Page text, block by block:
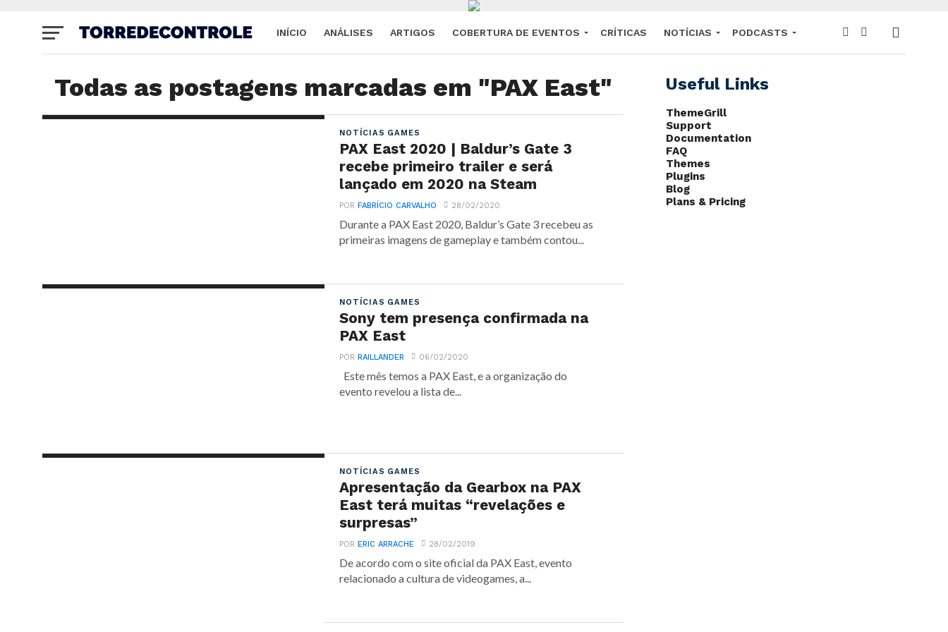
INÍCIO ANÁLISES ARTIGOS COBERTURA DE EVENTOS CRÍTICAS NOTÍCIAS PODCASTS
Todas as postagens marcadas em "PAX East"
NOTÍCIAS GAMES
PAX East 2020 | Baldur’s Gate 3
recebe primeiro trailer e será
lançado em 2020 na Steam
PORFABRÍCIO CARVALHO 28/02/2020
Durante a PAX East 2020, Baldur’s Gate 3 recebeu as
primeiras imagens de gameplay e também contou...
NOTÍCIAS GAMES
Sony tem presença confirmada na
PAX East
PORRAILLANDER 06/02/2020
Este mês temos a PAX East, e a organização do
evento revelou a lista de...
NOTÍCIAS GAMES
Apresentação da Gearbox na PAX
East terá muitas “revelações e
surpresas”
PORERIC ARRACHE 28/02/2019
De acordo com o site oficial da PAX East, evento
relacionado a cultura de videogames, a...
Useful Links
ThemeGrill
Support
Documentation
FAQ
Themes
Plugins
Blog
Plans & Pricing